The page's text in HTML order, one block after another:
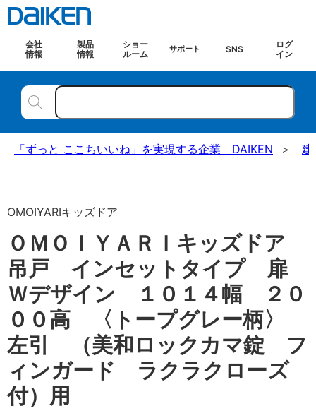
会社
情報
製品
情報
ショー
ルーム
サポート SNS
ログ
イン
「ずっと ここちいいね」を実現する企業 DAIKEN 建
OMOIYARIキッズドア
ＯＭＯＩＹＡＲＩキッズドア
吊戸 インセットタイプ 扉
Ｗデザイン １０１４幅 ２０
００高 〈トープグレー柄〉
左引 （美和ロックカマ錠 フ
ィンガード ラクラクローズ
付）用